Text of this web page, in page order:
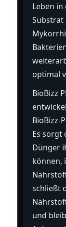
Leben
Substrat
optimal
BioBizz
BioBizz-
Es sorgt
Dünger
können,
schließt
und